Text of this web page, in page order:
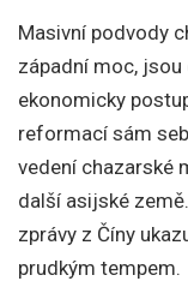
Masivní podvody
západní moc,
ekonomicky
reformací sám
vedení chazarské
další asijské
zprávy z Číny
prudkým tempem.